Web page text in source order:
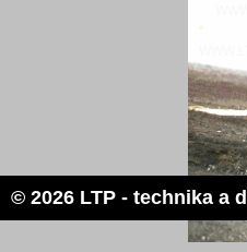
© 2026 LTP - technika a